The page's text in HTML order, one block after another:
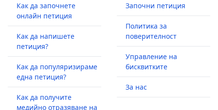
Как да започнете
онлайн петиция
Как да напишете
петиция?
Как да популяризираме
една петиция?
Как да получите
медийно отразяване на
Започни петиция
Политика за
поверителност
Управление на
бисквитките
За нас